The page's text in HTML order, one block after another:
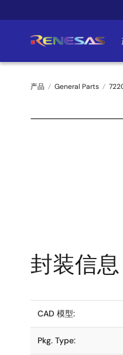
转
要
面
产品 General Parts
封装信息
CAD 模型:
Pkg. Type: